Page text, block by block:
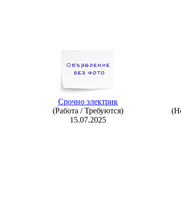
Срочно электрик
(Работа / Требуются)
15.07.2025